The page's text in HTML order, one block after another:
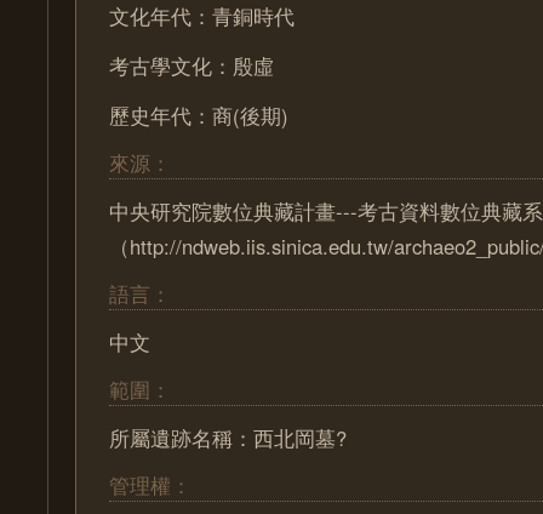
文化年代：青銅時代
考古學文化：殷虛
歷史年代：商(後期)
來源：
中央研究院數位典藏計畫---考古資料數位典藏
（http://ndweb.iis.sinica.edu.tw/
語言：
中文
範圍：
所屬遺跡名稱：西北岡墓?
管理權：